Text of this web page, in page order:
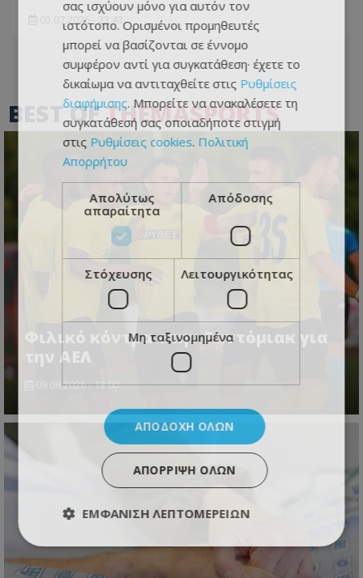
03.07.2026 - 23:43
BEST OFTHEMASPORTS
Φιλικό κόντρα στην Ραντόμιακ για
την ΑΕΛ
09.08.2026 - 13:00
σας ισχύουν μόνο για αυτόν τον
ιστότοπο. Ορισμένοι προμηθευτές
μπορεί να βασίζονται σε έννομο
συμφέρον αντί για συγκατάθεση· έχετε το
δικαίωμα να αντιταχθείτε στις Ρυθμίσεις
διαφήμισης. Μπορείτε να ανακαλέσετε τη
συγκατάθεσή σας οποιαδήποτε στιγμή
στις Ρυθμίσεις cookies. Πολιτική
Απορρήτου
Απολύτως
απαραίτητα
Απόδοσης
Στόχευσης Λειτουργικότητας
Μη ταξινομημένα
ΑΠΟΔΟΧΉ ΌΛΩΝ
ΑΠΌΡΡΙΨΗ ΌΛΩΝ
ΕΜΦΆΝΙΣΗ ΛΕΠΤΟΜΕΡΕΙΏΝ